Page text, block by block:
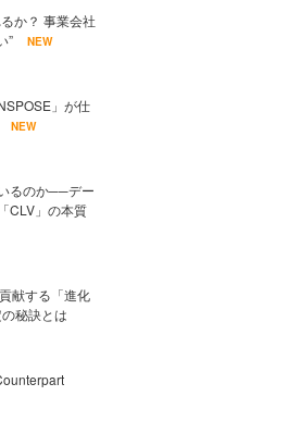
か？ 事業会社
”
NEW
」が仕
NEW
るのか──デー
CLV」の本質
献する「進化
秘訣とは